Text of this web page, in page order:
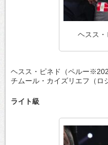
ヘスス・
ヘスス・ピネド（ペルー
チムール・カイズリエフ（ロ
ライト級